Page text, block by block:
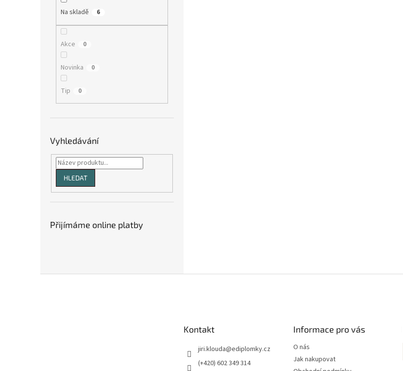
Na skladě 6
Akce 0
Novinka 0
Tip 0
Vyhledávání
HLEDAT
Přijímáme online platby
Kontakt
jiri.klouda@ediplomky.cz
(+420) 602 349 314
Informace pro vás
O nás
Jak nakupovat